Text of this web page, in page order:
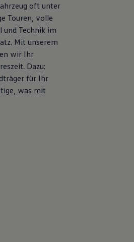
oft unter
Touren, volle
und Technik im
Mit unserem
wir Ihr
Dazu:
für Ihr
was mit